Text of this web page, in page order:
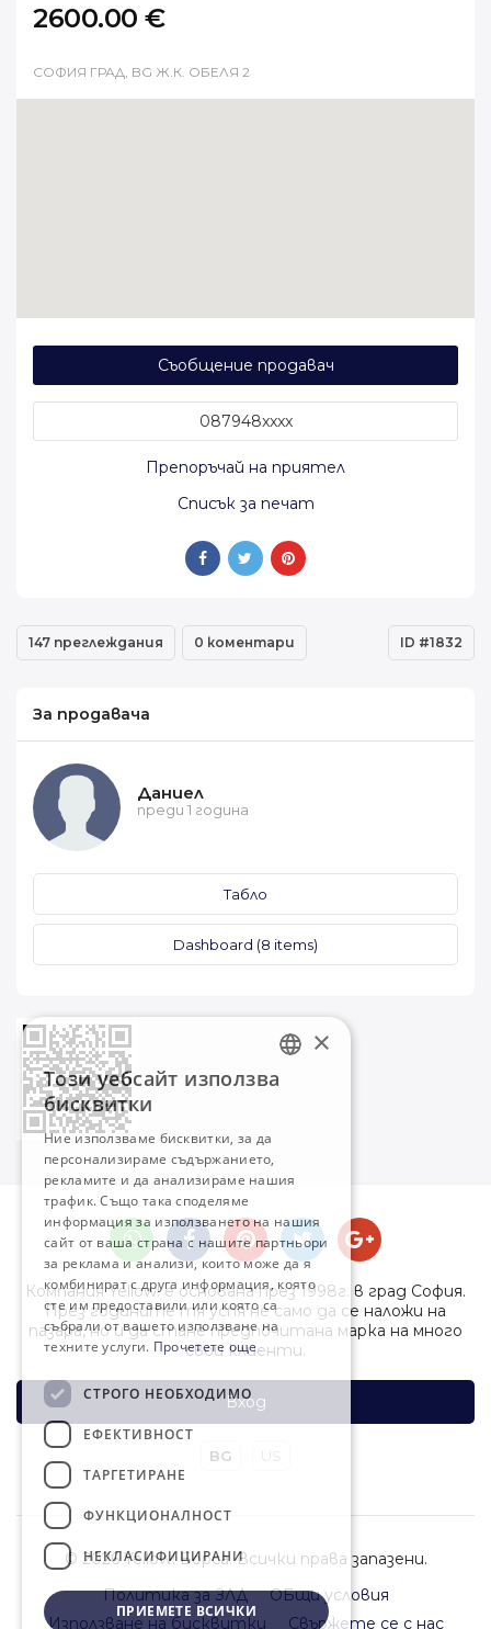
2600.00 €
СОФИЯ ГРАД, BG Ж.К. ОБЕЛЯ 2
Съобщение продавач
087948xxxx
Препоръчай на приятел
Списък за печат
147 преглеждания 0 коментари ID #1832
За продавача
Даниел
преди 1 година
Табло
Dashboard (8 items)
Компания Yellow! е основана през 1998г. в град София.
През годините тя успя не само да се наложи на
пазара, но и да стане предпочитана марка на много
свои клиенти.
Вход
BG
© 2026 Yellow! Борса. Всички права запазени.
Политика за ЗЛД
ОБщи условия
Използване на бисквитки
Свържете се с нас
BULGARIAN
×
Този уебсайт използва
бисквитки
Ние използваме бисквитки, за да
персонализираме съдържанието,
рекламите и да анализираме нашия
трафик. Също така споделяме
информация за използването на нашия
сайт от ваша страна с нашите партньори
за реклама и анализи, които може да я
комбинират с друга информация, която
сте им предоставили или която са
събрали от вашето използване на
техните услуги. Прочетете още
СТРОГО НЕОБХОДИМО
ЕФЕКТИВНОСТ
ТАРГЕТИРАНЕ
ФУНКЦИОНАЛНОСТ
НЕКЛАСИФИЦИРАНИ
ПРИЕМЕТЕ ВСИЧКИ